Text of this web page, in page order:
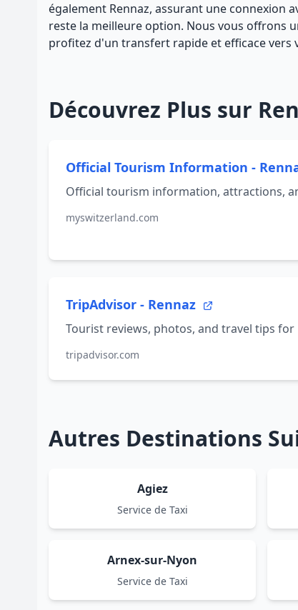
également Rennaz, assurant une connexion
reste la meilleure option. Nous vous offrons
profitez d'un transfert rapide et efficace vers
Découvrez Plus sur
Official Tourism Information -
Official tourism information, attractions,
myswitzerland.com
TripAdvisor - Rennaz
Tourist reviews, photos, and travel tips for
tripadvisor.com
Autres Destinations
Agiez
Service de Taxi
Arnex-sur-Nyon
Service de Taxi